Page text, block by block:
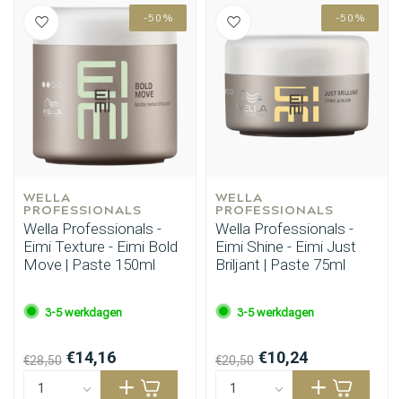
-50%
WELLA
PROFESSIONALS
Wella Professionals -
Eimi Texture - Eimi Bold
Move | Paste 150ml
3-5 werkdagen
€28,50 €14,16
-50%
WELLA
PROFESSIONALS
Wella Professionals -
Eimi Shine - Eimi Just
Briljant | Paste 75ml
3-5 werkdagen
€20,50 €10,24